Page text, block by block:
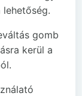
gomb
kerül a